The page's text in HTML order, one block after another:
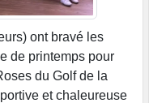
ont bravé les
de printemps pour
du Golf de la
et chaleureuse